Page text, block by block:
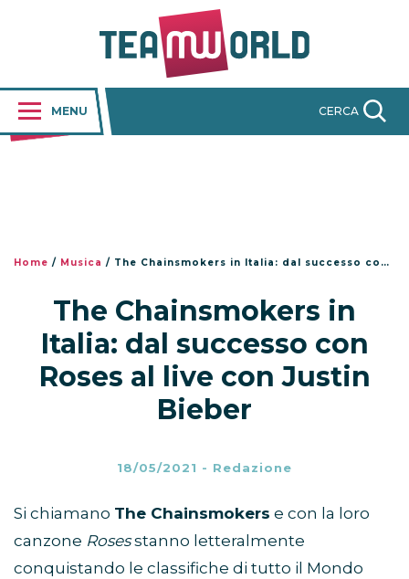
MENU CERCA
Home / Musica / The Chainsmokers in Italia: dal successo con Roses al live con Justin Bieber
The Chainsmokers in
Italia: dal successo con
Roses al live con Justin
Bieber
18/05/2021 - Redazione
Si chiamano The Chainsmokers e con la loro
canzone Rosesstanno letteralmente
conquistando le classifiche di tutto il Mondo